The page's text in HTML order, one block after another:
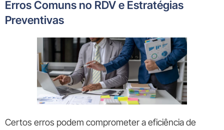
Erros Comuns no RDV e Estratégias
Preventivas
Certos erros podem comprometer a eficiência de